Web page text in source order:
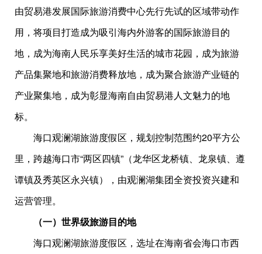
由贸易港发展国际旅游消费中心先行先试的区域带动作
用，将项目打造成为吸引海内外游客的国际旅游目的
地，成为海南人民乐享美好生活的城市花园，成为旅游
产品集聚地和旅游消费释放地，成为聚合旅游产业链的
产业聚集地，成为彰显海南自由贸易港人文魅力的地
标。
海口观澜湖旅游度假区，规划控制范围约20平方公
里，跨越海口市“两区四镇”（龙华区龙桥镇、龙泉镇、遵
谭镇及秀英区永兴镇），由观澜湖集团全资投资兴建和
运营管理。
（一）世界级旅游目的地
海口观澜湖旅游度假区，选址在海南省会海口市西